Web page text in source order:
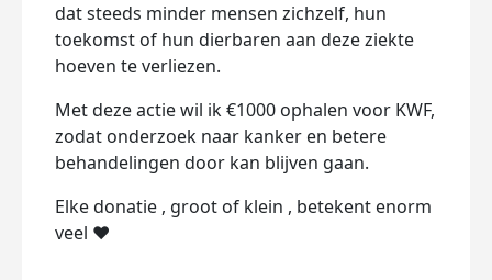
dat steeds minder mensen zichzelf, hun
toekomst of hun dierbaren aan deze ziekte
hoeven te verliezen.
Met deze actie wil ik €1000 ophalen voor KWF,
zodat onderzoek naar kanker en betere
behandelingen door kan blijven gaan.
Elke donatie , groot of klein , betekent enorm
veel ❤️